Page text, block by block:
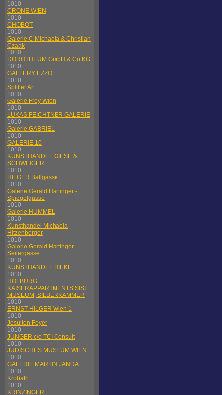
1010
CRONE WIEN
1010
CHOBOT
1010
Galerie C Michaela & Christian
Czaak
1010
DOROTHEUM GmbH & Co KG
1010
GALLERY EZZO
1010
Splitter Art
1010
Galerie Frey Wien
1010
LUKAS FEICHTNER GALERIE
1010
Galerie GABRIEL
1010
GALERIE 10
1010
KUNSTHANDEL GIESE &
SCHWEIGER
1010
HILGER Ballgasse
1010
Galerie Gerald Hartinger -
Spiegelgasse
1010
Galerie HUMMEL
1010
Kunsthandel Michaela
Hitzenberger
1010
Galerie Gerald Hartinger -
Seilergasse
1010
KUNSTHANDEL HIEKE
1010
HOFBURG
KAISERAPPARTMENTS SISI
MUSEUM, SILBERKAMMER
1010
ERNST HILGER Wien 1
1010
Jesuiten Foyer
1010
JÜNGER c/o TCI Consult
1010
JÜDISCHES MUSEUM WIEN
1010
GALERIE MARTIN JANDA
1010
Krobath
1010
KRINZINGER